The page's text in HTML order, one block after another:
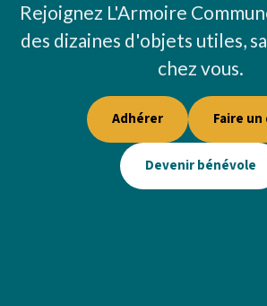
Rejoignez L'Armoire
des dizaines d'objets utiles,
chez vous.
Adhérer Faire un
Devenir bénévole